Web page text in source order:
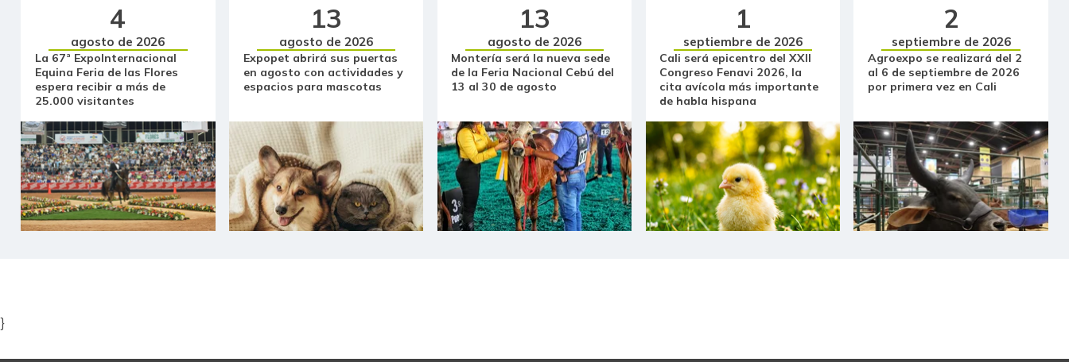
4
agosto de 2026
La 67ª ExpoInternacional
Equina Feria de las Flores
espera recibir a más de
25.000 visitantes
13
agosto de 2026
Expopet abrirá sus puertas
en agosto con actividades y
espacios para mascotas
13
agosto de 2026
Montería será la nueva sede
de la Feria Nacional Cebú del
13 al 30 de agosto
1
septiembre de 2026
Cali será epicentro del XXII
Congreso Fenavi 2026, la
cita avícola más importante
de habla hispana
2
septiembre de 2026
Agroexpo se realizará del 2
al 6 de septiembre de 2026
por primera vez en Cali
}